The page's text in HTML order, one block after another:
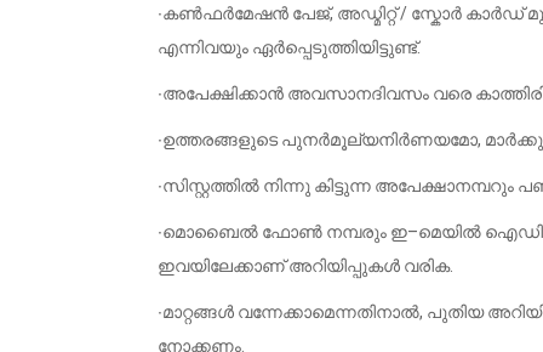
∙കൺഫർമേഷൻ പേജ്, അഡ്മിറ്റ് / സ്കോർ കാർഡ്
എന്നിവയും ഏർപ്പെടുത്തിയിട്ടുണ്ട്.
∙അപേക്ഷിക്കാൻ അവസാനദിവസം വരെ
∙ഉത്തരങ്ങളുടെ പുനർമൂല്യനിർണയമോ, മാർക്കു
∙സിസ്റ്റത്തിൽ നിന്നു കിട്ടുന്ന
∙മൊബൈൽ ഫോൺ നമ്പരും ഇ–മെയിൽ
ഇവയിലേക്കാണ് അറിയിപ്പുകൾ വരിക.
∙മാറ്റങ്ങൾ വന്നേക്കാമെന്നതിനാൽ, പുതിയ
നോക്കണം.